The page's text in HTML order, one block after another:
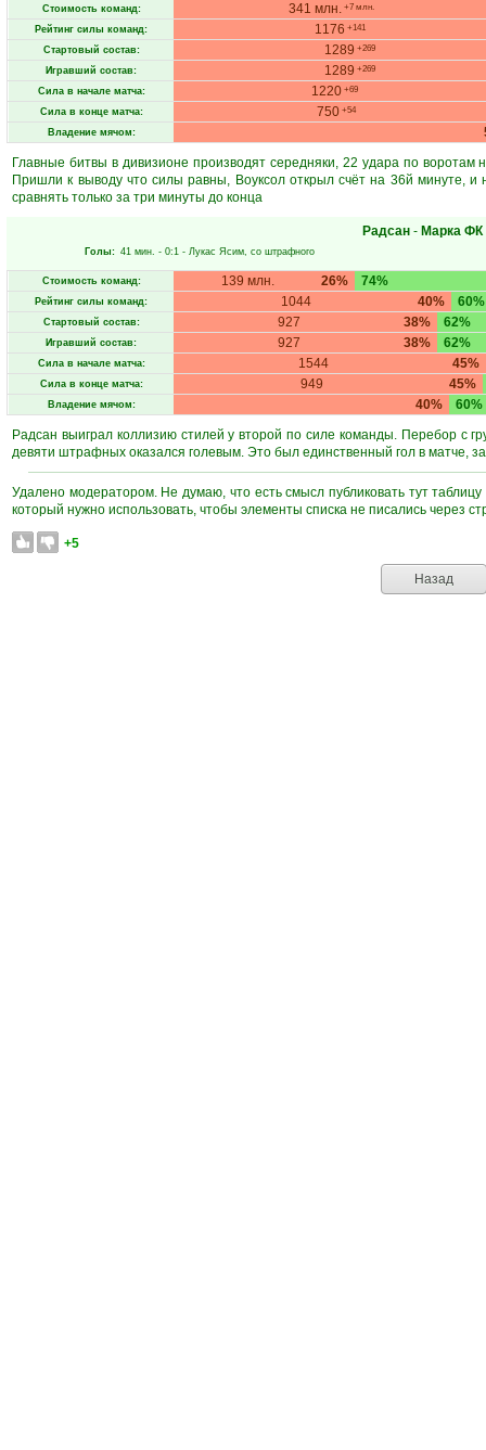
Стоимость команд: 341 млн. +7 млн.
Рейтинг силы команд: 1176 +141
Стартовый состав: 1289 +269
Игравший состав: 1289 +269
Сила в начале матча: 1220+69
Сила в конце матча: 750+54
Владение мячом:
Главные битвы в дивизионе производят середняки, 22 удара по воротам
Пришли к выводу что силы равны, Воуксол открыл счёт на 36й минуте,
сравнять только за три минуты до конца
Радсан - Марка ФК
Голы: 41 мин. - 0:1 - Лукас Ясим, со штрафного
Стоимость команд: 26%
139 млн. 74%
Рейтинг силы команд: 40%
1044 60%
Стартовый состав: 38%
927 62%
Игравший состав: 38%
927 62%
Сила в начале матча: 45%
1544
Сила в конце матча: 45%
949
Владение мячом: 40%
60%
Радсан выиграл коллизию стилей у второй по силе команды. Перебор с
девяти штрафных оказался голевым. Это был единственный гол в матче,
Удалено модератором. Не думаю, что есть смысл публиковать тут
который нужно использовать, чтобы элементы списка не писались через
+5
Назад